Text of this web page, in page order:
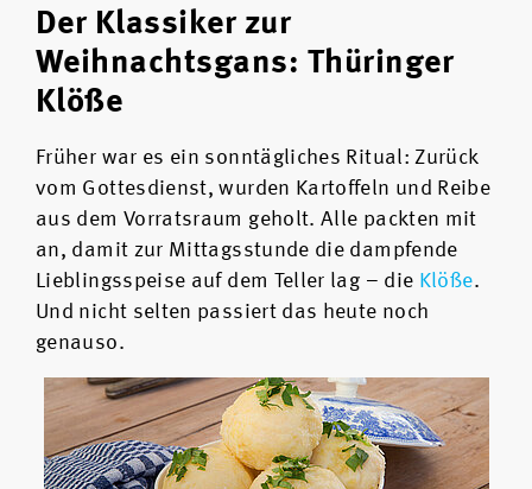
Der Klassiker zur
Weihnachtsgans: Thüringer
Klöße
Früher war es ein sonntägliches Ritual: Zurück
vom Gottesdienst, wurden Kartoffeln und Reibe
aus dem Vorratsraum geholt. Alle packten mit
an, damit zur Mittagsstunde die dampfende
Lieblingsspeise auf dem Teller lag – die Klöße.
Und nicht selten passiert das heute noch
genauso.